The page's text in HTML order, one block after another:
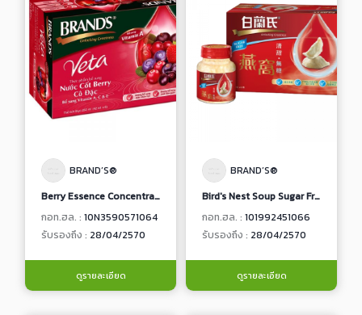
BRAND’S®
Berry Essence Concentrate
กอท.ฮล. : 10N3590571064
รับรองถึง : 28/04/2570
ดูรายละเอียด
BRAND’S®
Bird's Nest Soup Sugar Free
กอท.ฮล. : 101992451066
รับรองถึง : 28/04/2570
ดูรายละเอียด